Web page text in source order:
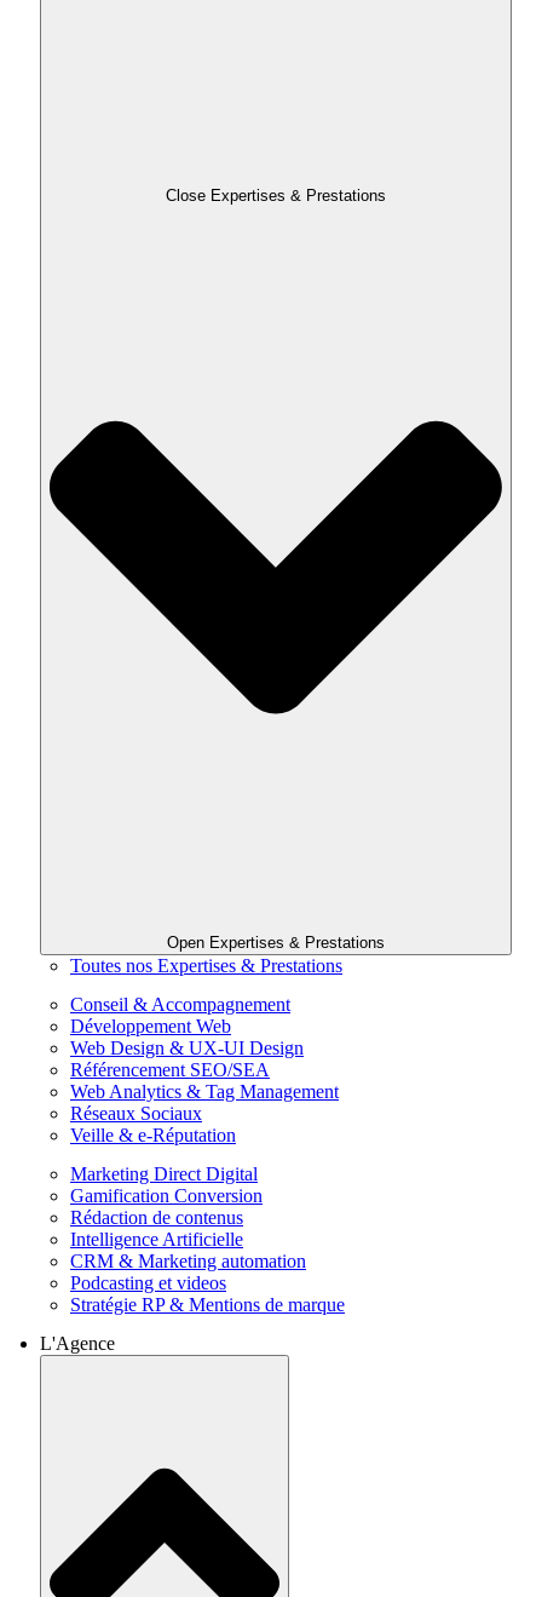
Close Expertises & Prestations
Open Expertises & Prestations
Toutes nos Expertises & Prestations
Conseil & Accompagnement
Développement Web
Web Design & UX-UI Design
Référencement SEO/SEA
Web Analytics & Tag Management
Réseaux Sociaux
Veille & e-Réputation
Marketing Direct Digital
Gamification Conversion
Rédaction de contenus
Intelligence Artificielle
CRM & Marketing automation
Podcasting et videos
Stratégie RP & Mentions de marque
L'Agence